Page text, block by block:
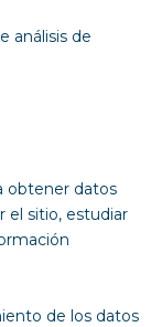
análisis de
obtener datos
el sitio, estudiar
de los datos